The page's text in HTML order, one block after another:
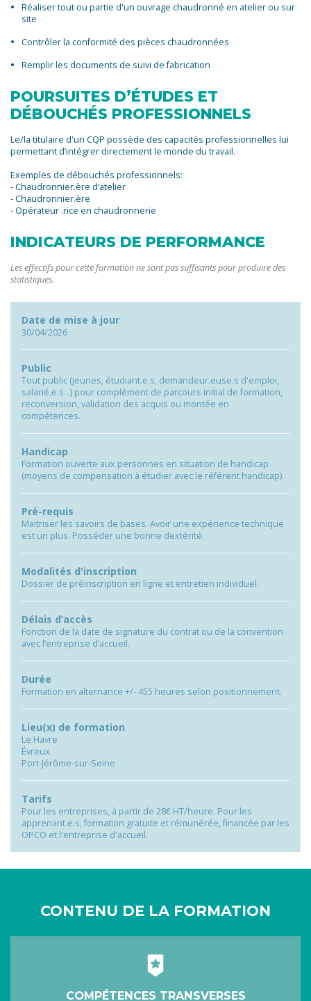
Réaliser tout ou partie d'un ouvrage chaudronné en atelier ou sur
site
Contrôler la conformité des pièces chaudronnées
Remplir les documents de suivi de fabrication
POURSUITES D’ÉTUDES ET
DÉBOUCHÉS PROFESSIONNELS
Le/la titulaire d'un CQP possède des capacités professionnelles lui
permettant d’intégrer directement le monde du travail.
Exemples de débouchés professionnels:
- Chaudronnier.ère d’atelier
- Chaudronnier.ère
- Opérateur .rice en chaudronnerie
INDICATEURS DE PERFORMANCE
Les effectifs pour cette formation ne sont pas suffisants pour produire des
statistiques.
Date de mise à jour
30/04/2026
Public
Tout public (jeunes, étudiant.e.s, demandeur.euse.s d'emploi,
salarié.e.s…) pour complément de parcours initial de formation,
reconversion, validation des acquis ou montée en
compétences.
Handicap
Formation ouverte aux personnes en situation de handicap
(moyens de compensation à étudier avec le référent handicap).
Pré-requis
Maitriser les savoirs de bases. Avoir une expérience technique
est un plus. Posséder une bonne dextérité.
Modalités d'inscription
Dossier de préinscription en ligne et entretien individuel.
Délais d’accès
Fonction de la date de signature du contrat ou de la convention
avec l’entreprise d’accueil.
Durée
Formation en alternance +/- 455 heures selon positionnement.
Lieu(x) de formation
Le Havre
Évreux
Port-Jérôme-sur-Seine
Tarifs
Pour les entreprises, à partir de 28€ HT/heure. Pour les
apprenant.e.s, formation gratuite et rémunérée, financée par les
OPCO et l'entreprise d'accueil.
CONTENU DE LA FORMATION
COMPÉTENCES TRANSVERSES